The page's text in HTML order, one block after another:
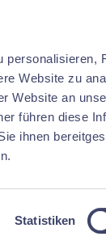
personalisieren,
Website zu
Website an
führen diese
ihnen
Statistiken